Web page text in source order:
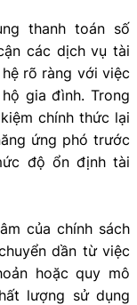
thanh toán số
các dịch vụ tài
rõ ràng với việc
gia đình. Trong
chính thức lại
ứng phó trước
độ ổn định tài
của chính sách
dần từ việc
hoặc quy mô
lượng sử dụng